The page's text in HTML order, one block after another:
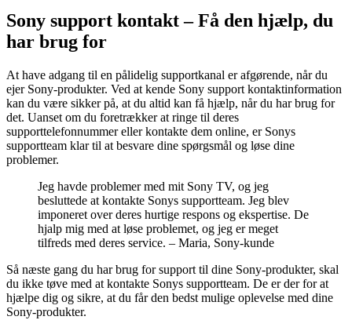
Sony support kontakt – Få den hjælp, du
har brug for
At have adgang til en pålidelig supportkanal er afgørende, når du
ejer Sony-produkter. Ved at kende Sony support kontaktinformation
kan du være sikker på, at du altid kan få hjælp, når du har brug for
det. Uanset om du foretrækker at ringe til deres
supporttelefonnummer eller kontakte dem online, er Sonys
supportteam klar til at besvare dine spørgsmål og løse dine
problemer.
Jeg havde problemer med mit Sony TV, og jeg
besluttede at kontakte Sonys supportteam. Jeg blev
imponeret over deres hurtige respons og ekspertise. De
hjalp mig med at løse problemet, og jeg er meget
tilfreds med deres service. – Maria, Sony-kunde
Så næste gang du har brug for support til dine Sony-produkter, skal
du ikke tøve med at kontakte Sonys supportteam. De er der for at
hjælpe dig og sikre, at du får den bedst mulige oplevelse med dine
Sony-produkter.